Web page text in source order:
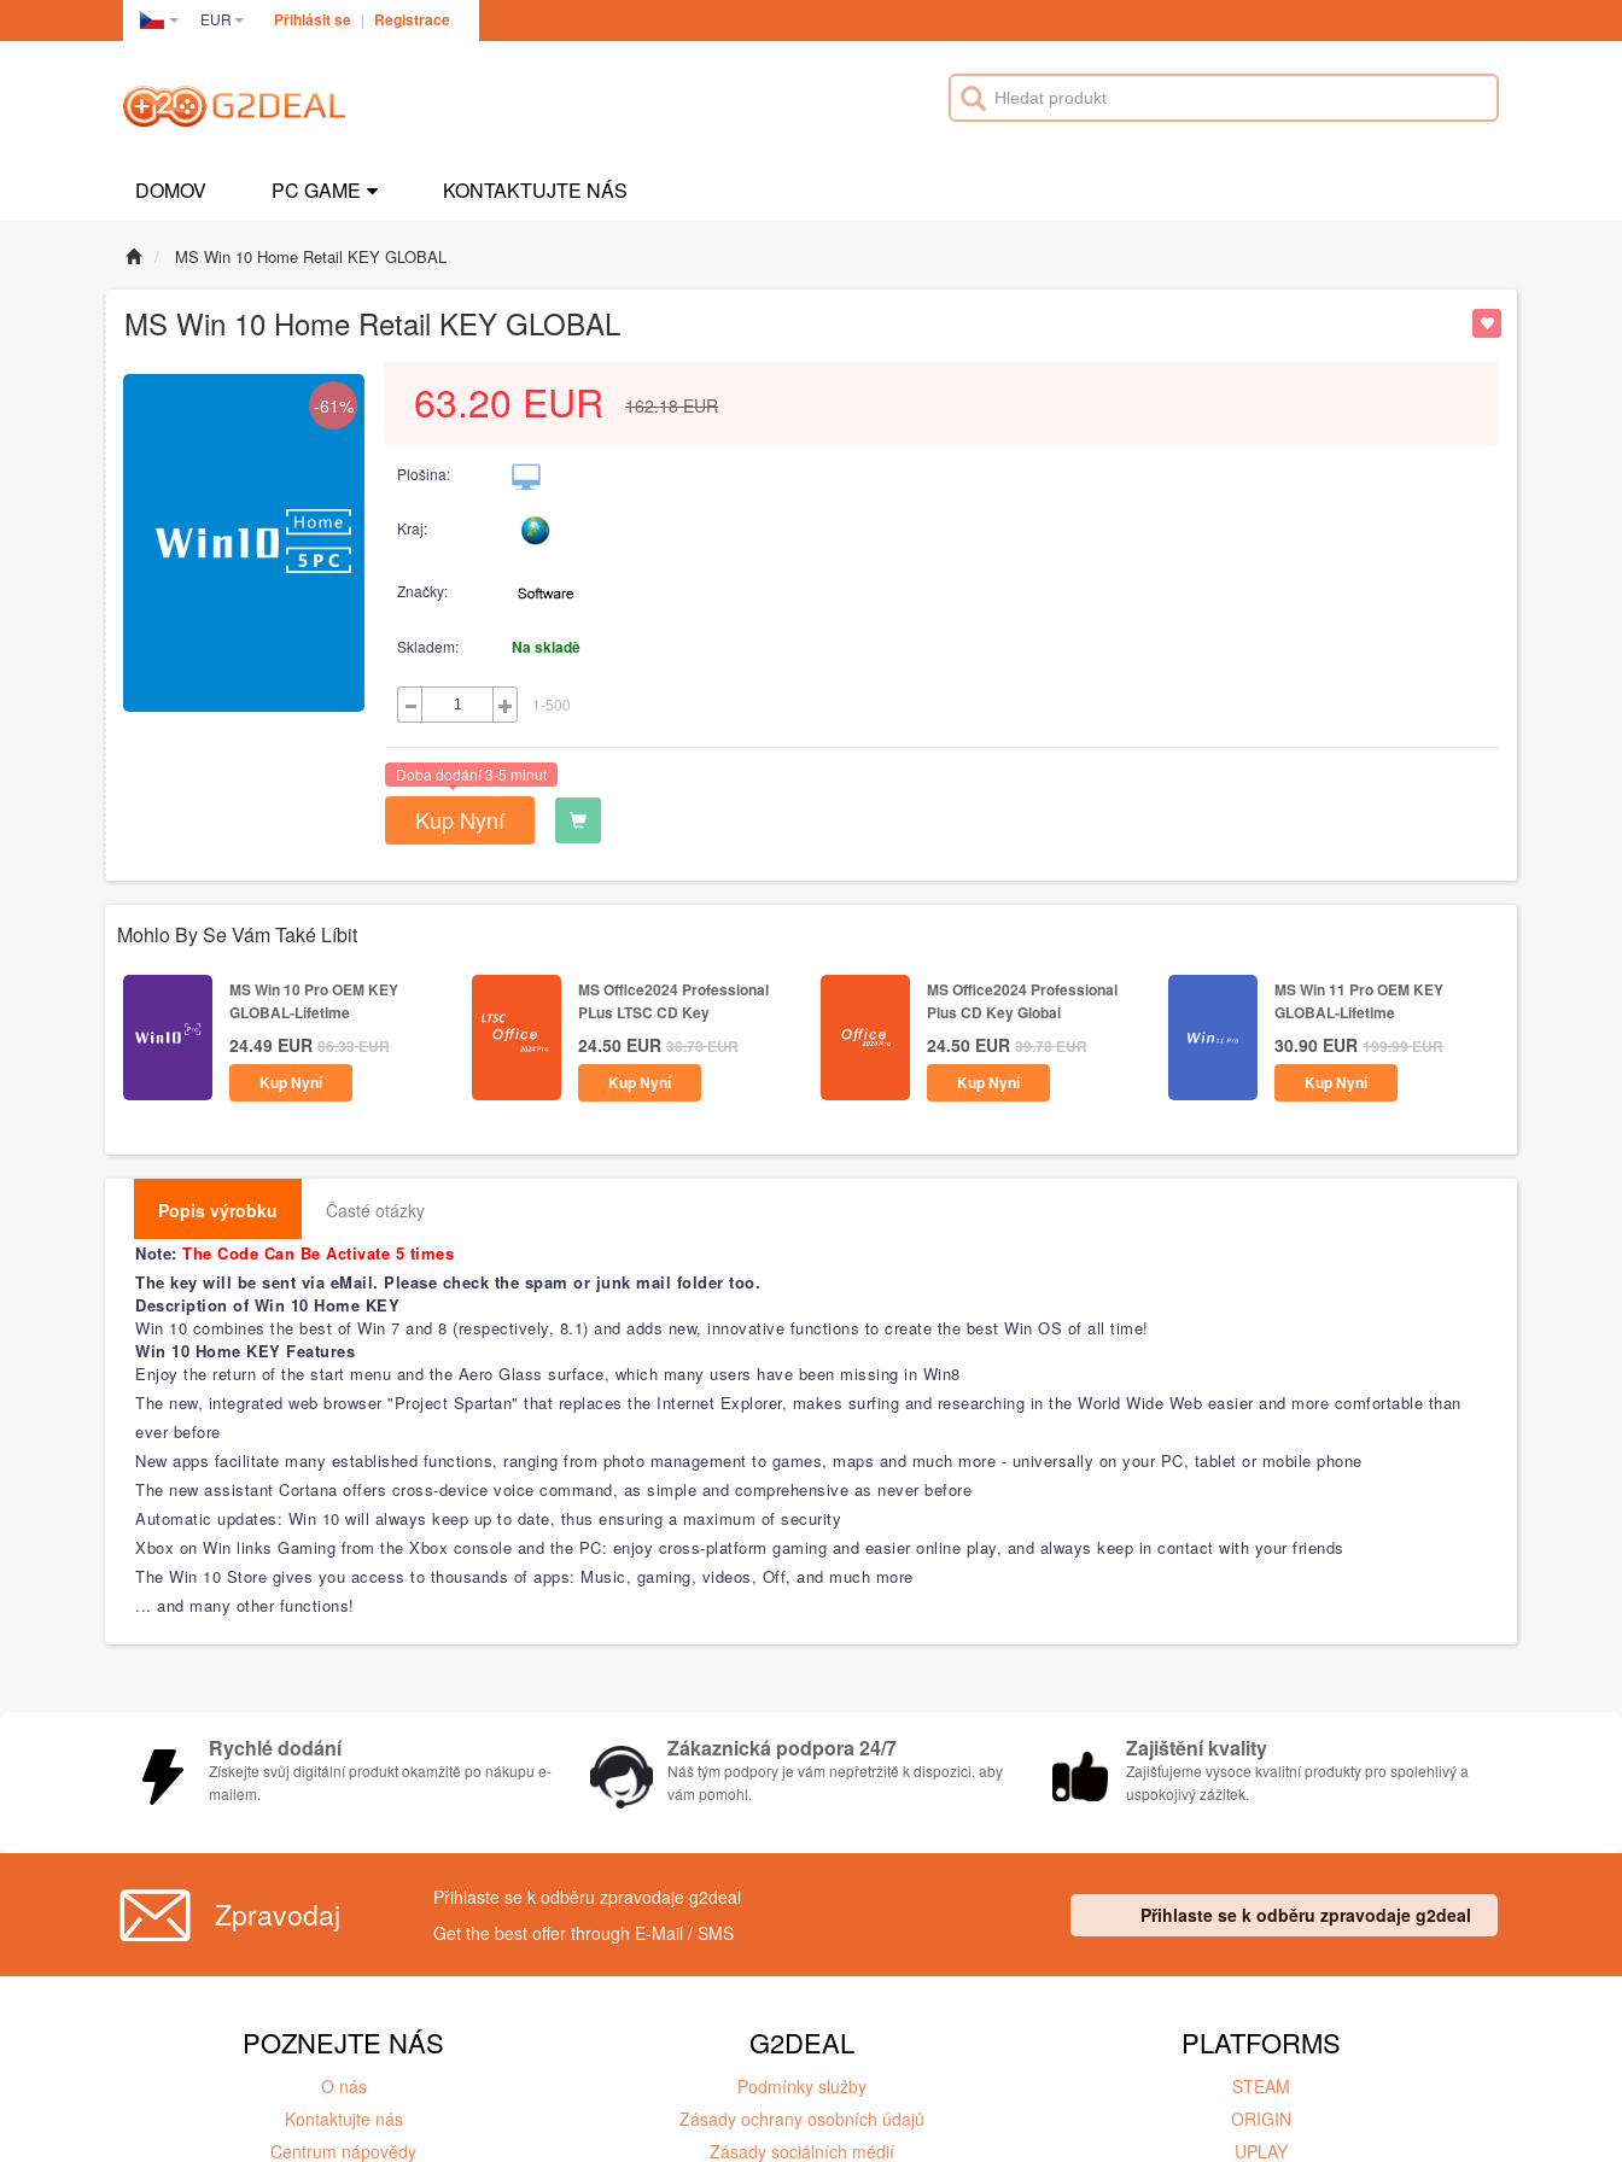
Czech(česká
EUR Přihlásit se | Registrace
DOMOV PC GAME KONTAKTUJTE NÁS
MS Win 10 Home Retail KEY GLOBAL
MS Win 10 Home Retail KEY GLOBAL
-61% 63.20 EUR 162.18 EUR
Plošina:
Kraj:
Značky:
Skladem: Na skladě
1-500
Doba dodání 3-5 minut
Kup Nyní
Mohlo By Se Vám Také Líbit
MS Win 10 Pro OEM KEY
GLOBAL-Lifetime
24.49 EUR 86.33EUR
Kup Nyní
MS Office2024 Professional
PLus LTSC CD Key
24.50 EUR 38.78EUR
Kup Nyní
MS Office2024 Professional
Plus CD Key Global
24.50 EUR 39.78EUR
Kup Nyní
MS Win 11 Pro OEM KEY
GLOBAL-Lifetime
30.90 EUR 199.99EUR
Kup Nyní
Popis výrobku Časté otázky
Note: The Code Can Be Activate 5 times
The key will be sent via eMail. Please check the spam or junk mail folder too.
Description of Win 10 Home KEY
Win 10 combines the best of Win 7 and 8 (respectively, 8.1) and adds new, innovative functions to create the best Win OS of all time!
Win 10 Home KEY Features
Enjoy the return of the start menu and the Aero Glass surface, which many users have been missing in Win8
The new, integrated web browser "Project Spartan" that replaces the Internet Explorer, makes surfing and researching in the World Wide Web easier and more comfortable than
ever before
New apps facilitate many established functions, ranging from photo management to games, maps and much more - universally on your PC, tablet or mobile phone
The new assistant Cortana offers cross-device voice command, as simple and comprehensive as never before
Automatic updates: Win 10 will always keep up to date, thus ensuring a maximum of security
Xbox on Win links Gaming from the Xbox console and the PC: enjoy cross-platform gaming and easier online play, and always keep in contact with your friends
The Win 10 Store gives you access to thousands of apps: Music, gaming, videos, Off, and much more
... and many other functions!
Rychlé dodání
Získejte svůj digitální produkt okamžitě po nákupu e-
mailem.
Zákaznická podpora 24/7
Náš tým podpory je vám nepřetržitě k dispozici, aby
vám pomohl.
Zajištění kvality
Zajišťujeme vysoce kvalitní produkty pro spolehlivý a
uspokojivý zážitek.
Zpravodaj
Přihlaste se k odběru zpravodaje g2deal
Get the best offer through E-Mail / SMS
Přihlaste se k odběru zpravodaje g2deal
POZNEJTE NÁS
O nás
Kontaktujte nás
Centrum nápovědy
G2DEAL
Podmínky služby
Zásady ochrany osobních údajů
Zásady sociálních médií
PLATFORMS
STEAM
ORIGIN
UPLAY